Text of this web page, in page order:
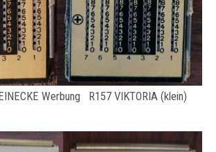
Werbung R157 VIKTORIA (klein)